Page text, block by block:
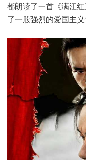
都朗读了一首《满江
了一股强烈的爱国主义